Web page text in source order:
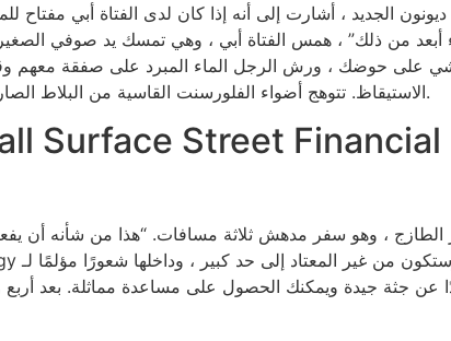
الجديد ، أشارت إلى أنه إذا كان لدى الفتاة أبي
من ذلك” ، همس الفتاة أبي ، وهي تمسك يد صوفي
الاستيقاظ. تتوهج أضواء الفلورسنت القاسية من البلاط الصارخ ، بالإضافة إلى المنطقة التي كانت رائحتها من الأمونيا.
، وهو سفر مدهش ثلاثة مسافات. “هذا من شأنه أن